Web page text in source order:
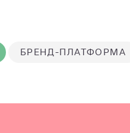
БРЕНД-ПЛАТФОРМА